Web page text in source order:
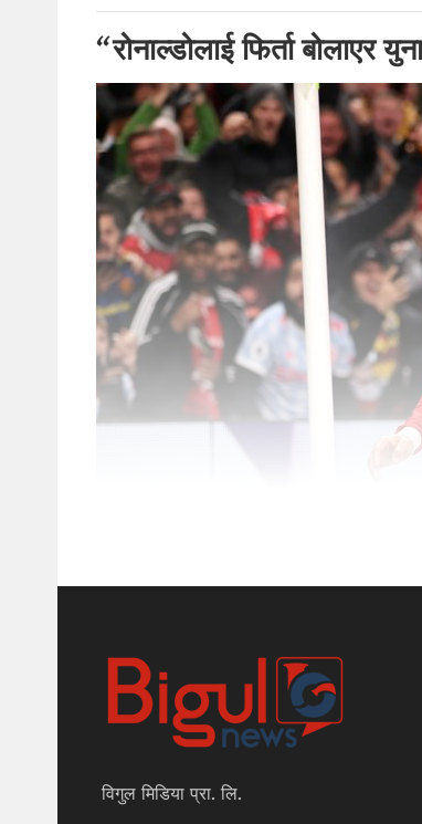
“रोनाल्डोलाई फिर्ता
विगुल मिडिया प्रा. लि.